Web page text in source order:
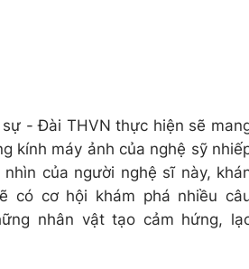
- Đài THVN thực hiện sẽ
kính máy ảnh của nghệ sỹ
của người nghệ sĩ này,
có cơ hội khám phá nhiều
nhân vật tạo cảm hứng,